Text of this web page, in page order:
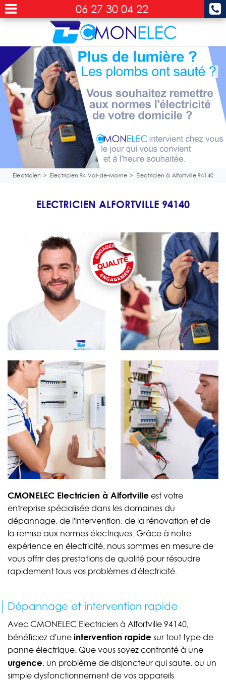
06 27 30 04 22
Electricien > Electricien 94 Val-de-Marne > Electricien à Alfortville 94140
ELECTRICIEN ALFORTVILLE 94140
CMONELEC Electricien à Alfortvilleest votre
entreprise spécialisée dans les domaines du
dépannage, de l'intervention, de la rénovation et de
la remise aux normes électriques. Grâce à notre
expérience en électricité, nous sommes en mesure de
vous offrir des prestations de qualité pour résoudre
rapidement tous vos problèmes d'électricité.
Dépannage et intervention rapide
Avec CMONELEC Electricien à Alfortville 94140,
bénéficiez d'uneintervention rapidesur tout type de
panne électrique. Que vous soyez confronté à une
urgence, un problème de disjoncteur qui saute, ou un
simple dysfonctionnement de vos appareils